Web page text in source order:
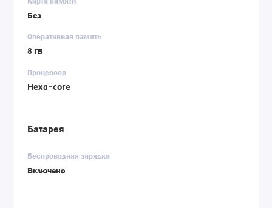
Без
Оперативная память
8 ГБ
Процессор
Hexa-core
Батарея
Беспроводная зарядка
Включено